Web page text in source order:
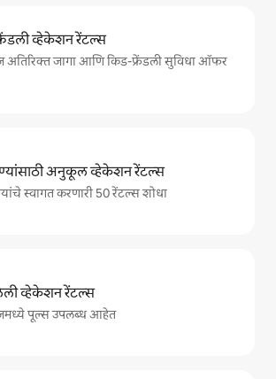
व्हेकेशन रेंटल्स
अतिरिक्त जागा आणि किड-फ्रेंडली सुविधा ऑफर
अनुकूल व्हेकेशन रेंटल्स
स्वागत करणारी 50 रेंटल्स शोधा
व्हेकेशन रेंटल्स
पूल्स उपलब्ध आहेत